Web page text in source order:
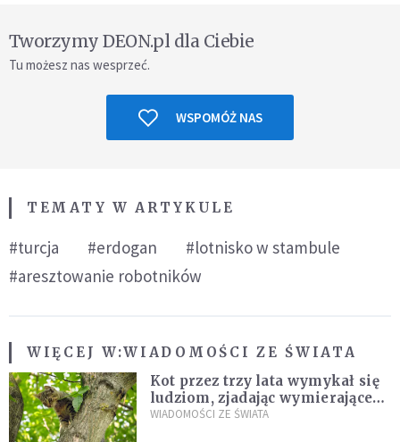
Tworzymy DEON.pl dla Ciebie
Tu możesz nas wesprzeć.
WSPOMÓŻ NAS
TEMATY W ARTYKULE
#turcja #erdogan
#lotnisko w stambule
#aresztowanie robotników
WIĘCEJ W:WIADOMOŚCI ZE ŚWIATA
Kot przez trzy lata wymykał się
ludziom, zjadając wymierające
kaczki. W końcu popełnił
WIADOMOŚCI ZE ŚWIATA